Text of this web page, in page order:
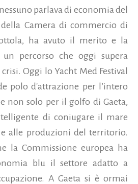
parlava di economia del
Camera di commercio di
ha avuto il merito e la
percorso che oggi supera
Oggi lo Yacht Med Festival
polo d'attrazione per l’intero
non solo per il golfo di Gaeta,
di coniugare il mare
e alle produzioni del territorio.
la Commissione europea ha
blu il settore adatto a
A Gaeta si è ormai